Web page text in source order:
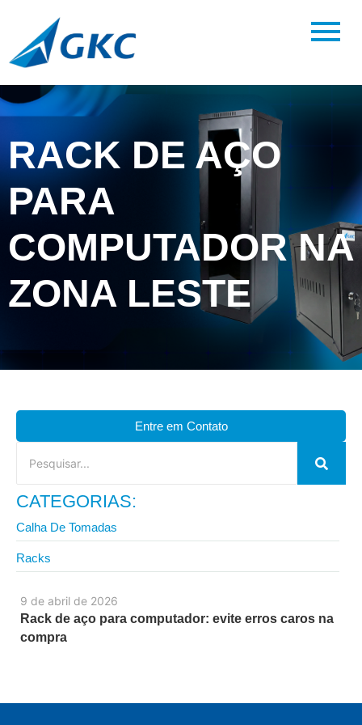
RACK DE AÇO
PARA
COMPUTADOR NA
ZONA LESTE
9 de abril de 2026
Rack de aço para computador: evite erros caros na
compra
Entre em Contato
CATEGORIAS:
Calha De Tomadas
Racks